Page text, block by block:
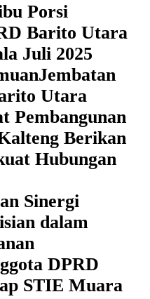
Porsi
Barito Utara
Juli 2025
Jembatan
Utara
Pembangunan
Berikan
Hubungan
Sinergi
dalam
DPRD
STIE Muara